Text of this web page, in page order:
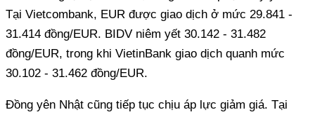
Tại Vietcombank, EUR được giao dịch ở mức 29.841 -
31.414 đồng/EUR. BIDV niêm yết 30.142 - 31.482
đồng/EUR, trong khi VietinBank giao dịch quanh mức
30.102 - 31.462 đồng/EUR.
Đồng yên Nhật cũng tiếp tục chịu áp lực giảm giá. Tại